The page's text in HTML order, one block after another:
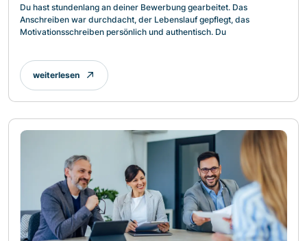
Du hast stundenlang an deiner Bewerbung gearbeitet. Das
Anschreiben war durchdacht, der Lebenslauf gepflegt, das
Motivationsschreiben persönlich und authentisch. Du
weiterlesen